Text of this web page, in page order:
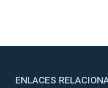
ENLACES